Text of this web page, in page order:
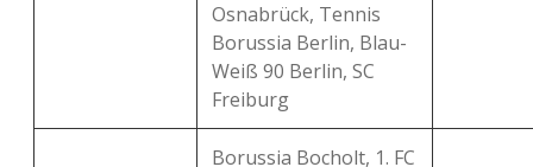
Osnabrück, Tennis
Borussia Berlin, Blau-
Weiß 90 Berlin, SC
Freiburg
Borussia Bocholt, 1. FC